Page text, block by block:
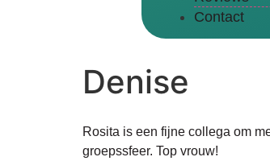
Contact
Denise
Rosita is een fijne collega om
groepssfeer. Top vrouw!